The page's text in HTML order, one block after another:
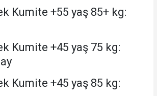
Kumite +55 yaş 85+ kg:
Kumite +45 yaş 75 kg:
Kumite +45 yaş 85 kg: